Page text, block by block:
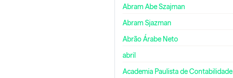
Abram Abe Szajman
Abram Sjazman
Abrão Árabe Neto
abril
Academia Paulista de Contabilidade